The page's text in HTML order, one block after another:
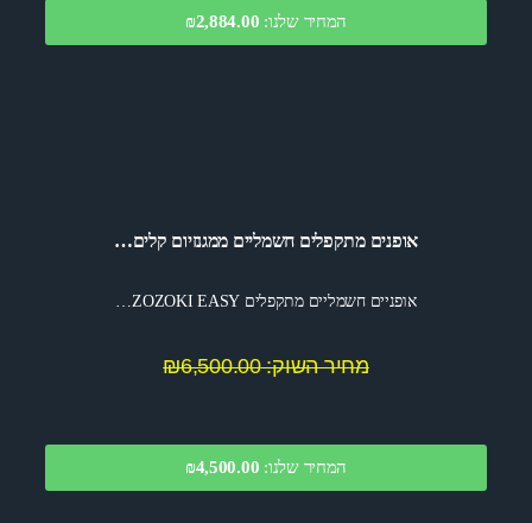
המחיר שלנו: ₪2,884.00
אופנים מתקפלים חשמליים ממגנזיום קלים…
אופניים חשמליים מתקפלים ZOZOKI EASY…
מחיר השוק: ₪6,500.00
המחיר שלנו: ₪4,500.00